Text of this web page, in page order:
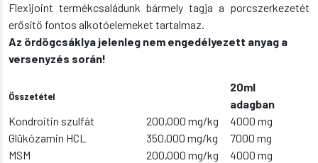
Flexijoint termékcsaládunk bármely tagja a porcszerkezetét
erősítő fontos alkotóelemeket tartalmaz.
Az ördögcsáklya jelenleg nem engedélyezett anyag a
versenyzés során!
Összetétel
20ml
adagban
Kondroitin szulfát
200,000 mg/kg
4000 mg
Glükózamin HCL
350,000 mg/kg
7000 mg
MSM
200,000 mg/kg
4000 mg